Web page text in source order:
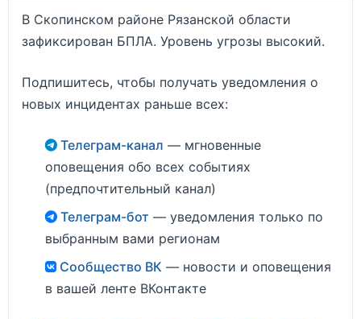
В Скопинском районе Рязанской области
зафиксирован БПЛА. Уровень угрозы высокий.
Подпишитесь, чтобы получать уведомления о
новых инцидентах раньше всех:
Телеграм-канал — мгновенные
оповещения обо всех событиях
(предпочтительный канал)
Телеграм-бот — уведомления только по
выбранным вами регионам
Сообщество ВК — новости и оповещения
в вашей ленте ВКонтакте